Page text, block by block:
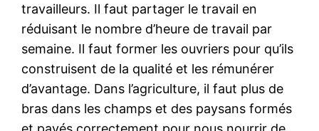
travailleurs. Il faut partager le travail en
réduisant le nombre d’heure de travail par
semaine. Il faut former les ouvriers pour qu’ils
construisent de la qualité et les rémunérer
d’avantage. Dans l’agriculture, il faut plus de
bras dans les champs et des paysans formés